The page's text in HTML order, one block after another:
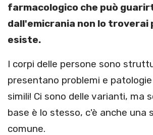
farmacologico che può
dall'emicrania non lo troverai
esiste.
I corpi delle persone sono
presentano problemi e
simili! Ci sono delle varianti, ma
base è lo stesso, c'è anche una
comune.